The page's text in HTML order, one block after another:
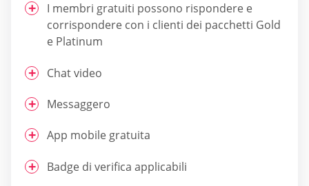
I membri gratuiti possono rispondere e
corrispondere con i clienti dei pacchetti Gold
e Platinum
Chat video
Messaggero
App mobile gratuita
Badge di verifica applicabili